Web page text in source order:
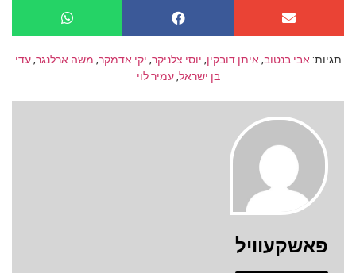
תגיות: אבי בנטוב, איתן דובקין, יוסי צלניקר, יקי אדמקר, משה ארלנגר,עדי
בן ישראל,עמיר לוי
פאשקעוויל